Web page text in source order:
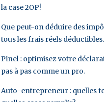
la case 2OP!
Que peut-on déduire des
tous les frais réels déductibles.
Pinel : optimisez votre
pas à pas comme un pro.
Auto-entrepreneur : quelles